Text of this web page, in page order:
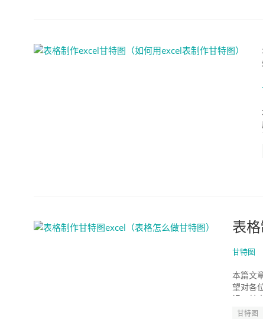
表
甘特图
本篇文
望对各
甘特图